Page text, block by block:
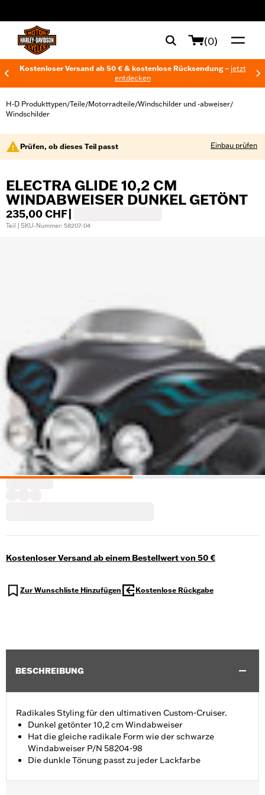
(0)
Kostenloser Versand ab 50 € & kostenlose Rücksendung – jetzt
entdecken
H-D Produkttypen/Teile/Motorradteile/Windschilder und -abweiser/
Windschilder
Prüfen, ob dieses Teil passt Einbau prüfen
ELECTRA GLIDE 10,2 CM
WINDABWEISER DUNKEL GETÖNT
235,00 CHF
Teil | SKU-Nummer: 58207-04
Kostenloser Versand ab einem Bestellwert von 50 €
Zur Wunschliste Hinzufügen Kostenlose Rückgabe
BESCHREIBUNG
Radikales Styling für den ultimativen Custom-Cruiser.
Dunkel getönter 10,2 cm Windabweiser
Hat die gleiche radikale Form wie der schwarze
Windabweiser P/N 58204-98
Die dunkle Tönung passt zu jeder Lackfarbe